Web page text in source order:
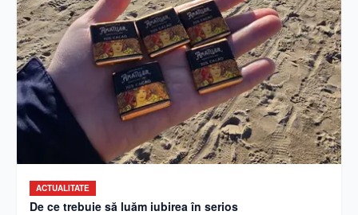
ACTUALITATE
De ce trebuie să luăm iubirea în serios